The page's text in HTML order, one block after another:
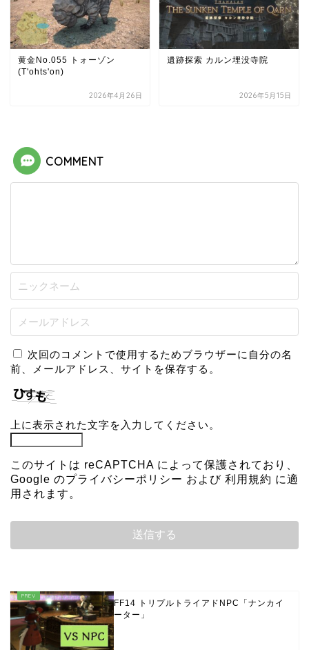
黄金No.055 トォーゾン
(T'ohts'on)
2026年4月26日
遺跡探索 カルン埋没寺院
2026年5月15日
COMMENT
次回のコメントで使用するためブラウザーに自分の名
前、メールアドレス、サイトを保存する。
上に表示された文字を入力してください。
このサイトは reCAPTCHA によって保護されており、
Google のプライバシーポリシー および 利用規約 に適
用されます。
FF14 トリプルトライアドNPC「ナンカイ
ーター」